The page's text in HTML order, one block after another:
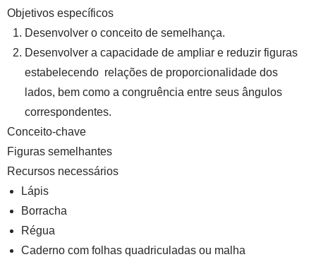
Objetivos específicos
Desenvolver o conceito de semelhança.
Desenvolver a capacidade de ampliar e reduzir figuras
estabelecendo relações de proporcionalidade dos
lados, bem como a congruência entre seus ângulos
correspondentes.
Conceito-chave
Figuras semelhantes
Recursos necessários
Lápis
Borracha
Régua
Caderno com folhas quadriculadas ou malha